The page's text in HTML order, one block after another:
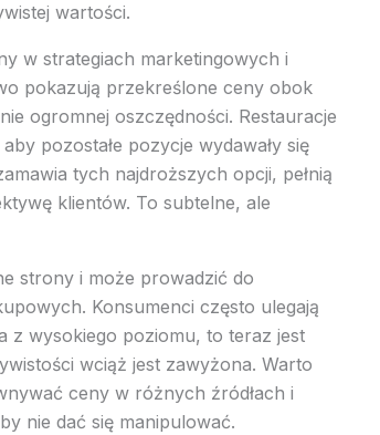
wartości.
w strategiach marketingowych i
pokazują przekreślone ceny obok
ogromnej oszczędności. Restauracje
pozostałe pozycje wydawały się
tych najdroższych opcji, pełnią
klientów. To subtelne, ale
strony i może prowadzić do
Konsumenci często ulegają
z wysokiego poziomu, to teraz jest
wciąż jest zawyżona. Warto
ceny w różnych źródłach i
nie dać się manipulować.